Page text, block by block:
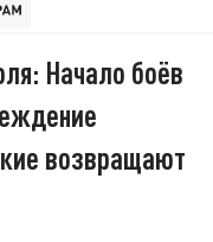
Начало боёв
возвращают